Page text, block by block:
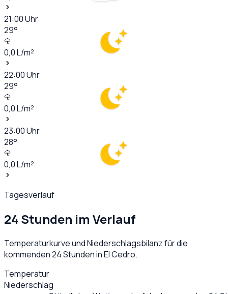
21:00Uhr
29°
0,0L/m²
22:00Uhr
29°
0,0L/m²
23:00Uhr
28°
0,0L/m²
Tagesverlauf
24 Stunden im Verlauf
Temperaturkurve und Niederschlagsbilanz für die
kommenden 24 Stunden inEl Cedro.
Temperatur
Niederschlag